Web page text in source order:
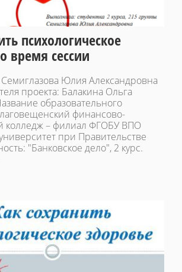
психологическое
время сессии
Юлия Александровна
проекта: Балакина Ольга
образовательного
финансово-
колледж – филиал ФГОБУ ВПО
при Правительстве
"Банковское дело", 2 курс.